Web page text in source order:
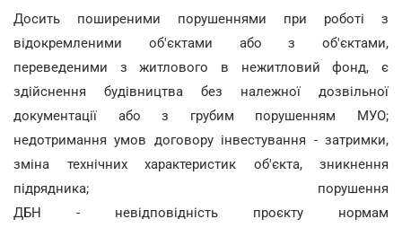
Досить поширеними порушеннями при роботі з
відокремленими об'єктами або з об'єктами,
переведеними з житлового в нежитловий фонд, є
здійснення будівництва без належної дозвільної
документації або з грубим порушенням МУО;
недотримання умов договору інвестування - затримки,
зміна технічних характеристик об'єкта, зникнення
підрядника; порушення
ДБН - невідповідність проєкту нормам